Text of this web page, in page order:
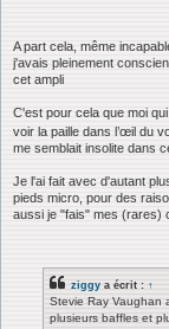
A part cela, même
j'avais pleinement
cet ampli
C'est pour cela que moi
voir la paille dans l’œil du
me semblait insolite dans
Je l'ai fait avec d'autant
pieds micro, pour des
aussi je "fais" mes (rares)
ziggy a écrit : ↑
Stevie Ray Vaughan
plusieurs baffles et